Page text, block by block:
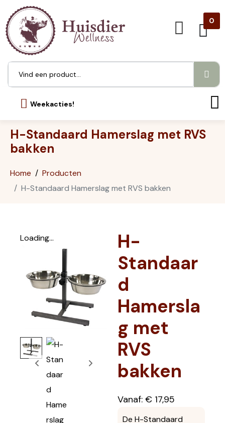
0
Weekacties!
H-Standaard Hamerslag met RVS
bakken
Home
Producten
H-Standaard Hamerslag met RVS bakken
Loading...
H-
Standaar
d
Hamersla
g met
RVS
bakken
Vanaf: € 17,95
De H-Standaard